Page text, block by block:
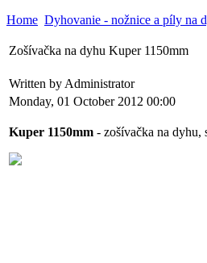
Home Dyhovanie - nožnice a píly na
Zošívačka na dyhu Kuper 1150mm
Written by Administrator
Monday, 01 October 2012 00:00
Kuper 1150mm - zošívačka na dyhu,